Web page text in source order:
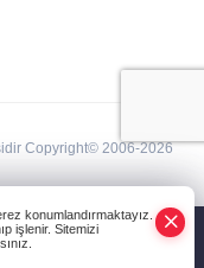
Copyright© 2006-2026
konumlandırmaktayız.
işlenir. Sitemizi